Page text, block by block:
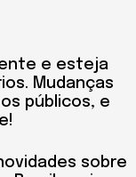
e esteja
Mudanças
públicos, e
sobre